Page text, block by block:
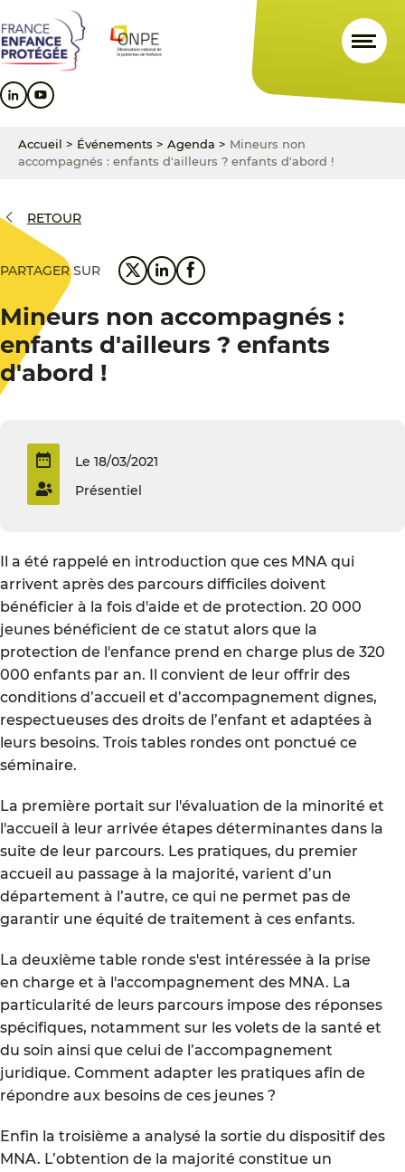
au
contenu
principal
au
menu
principal
au
pied
de
Accueil > Événements > Agenda > Mineurs non
accompagnés : enfants d'ailleurs ? enfants d'abord !
RETOUR
PARTAGER SUR
Mineurs non accompagnés :
enfants d'ailleurs ? enfants
d'abord !
Le 18/03/2021
Présentiel
Il a été rappelé en introduction que ces MNA qui
arrivent après des parcours difficiles doivent
bénéficier à la fois d'aide et de protection. 20 000
jeunes bénéficient de ce statut alors que la
protection de l'enfance prend en charge plus de 320
000 enfants par an. Il convient de leur offrir des
conditions d’accueil et d’accompagnement dignes,
respectueuses des droits de l’enfant et adaptées à
leurs besoins. Trois tables rondes ont ponctué ce
séminaire.
La première portait sur l'évaluation de la minorité et
l'accueil à leur arrivée étapes déterminantes dans la
suite de leur parcours. Les pratiques, du premier
accueil au passage à la majorité, varient d’un
département à l’autre, ce qui ne permet pas de
garantir une équité de traitement à ces enfants.
La deuxième table ronde s'est intéressée à la prise
en charge et à l'accompagnement des MNA. La
particularité de leurs parcours impose des réponses
spécifiques, notamment sur les volets de la santé et
du soin ainsi que celui de l’accompagnement
juridique. Comment adapter les pratiques afin de
répondre aux besoins de ces jeunes ?
Enfin la troisième a analysé la sortie du dispositif des
MNA. L’obtention de la majorité constitue un